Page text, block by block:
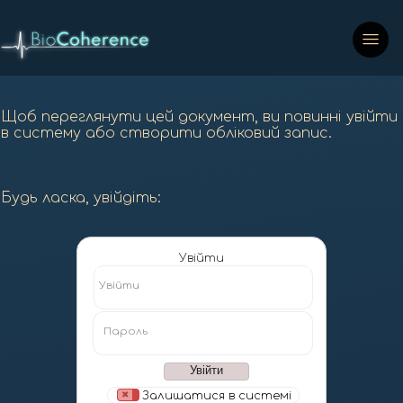
Щоб переглянути цей документ, ви повинні увійти
в систему або створити обліковий запис.
Будь ласка, увійдіть:
Увійти
Увійти
Пароль
Залишатися в системі